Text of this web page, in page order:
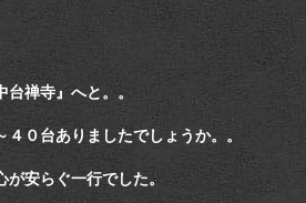
禅寺』へと。。
０台ありましたでしょうか。。
安らぐ一行でした。